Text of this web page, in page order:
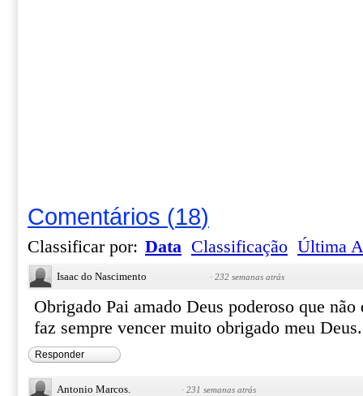
Comentários (18)
Classificar por: Data Classificação Última
Isaac do Nascimento · 232 semanas atrás
Obrigado Pai amado Deus poderoso que não
faz sempre vencer muito obrigado meu Deus.
Responder
Antonio Marcos. · 231 semanas atrás